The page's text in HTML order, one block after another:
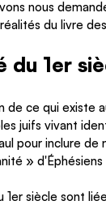
nous
du livre
du 1er
ce qui existe
juifs vivant
pour inclure de
» d'Éphésiens
siècle sont